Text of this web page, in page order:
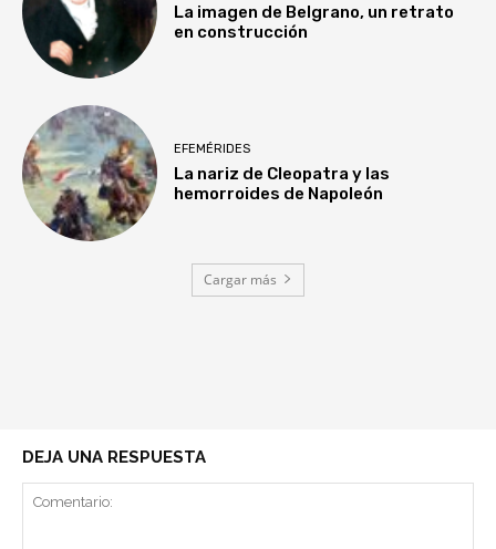
La imagen de Belgrano, un retrato
en construcción
EFEMÉRIDES
La nariz de Cleopatra y las
hemorroides de Napoleón
Cargar más
DEJA UNA RESPUESTA